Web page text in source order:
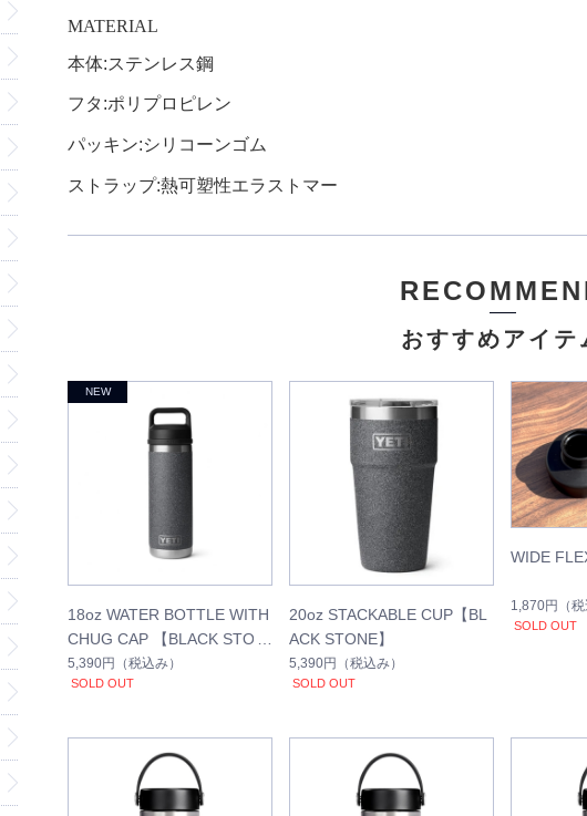
MATERIAL
本体:ステンレス鋼
フタ:ポリプロピレン
パッキン:シリコーンゴム
ストラップ:熱可塑性エラストマー
おすすめアイテ
18oz WATER BOTTLE WITH
CHUG CAP 【BLACK STON
E】
5,390円 （税込み）
SOLD OUT
20oz STACKABLE CUP【BL
ACK STONE】
5,390円 （税込み）
SOLD OUT
WIDE
1,870円 （
SOLD OUT